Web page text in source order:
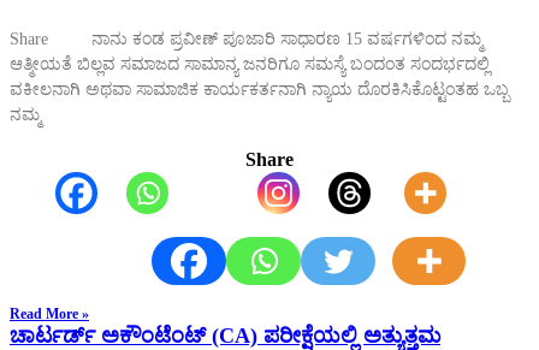
Share ನಾನು ಕಂಡ ಪ್ರವೀಣ್ ಪೂಜಾರಿ ಸಾಧಾರಣ 15 ವರ್ಷಗಳಿಂದ ನಮ್ಮ
ಆತ್ಮೀಯತೆ ಬಿಲ್ಲವ ಸಮಾಜದ ಸಾಮಾನ್ಯ ಜನರಿಗೂ ಸಮಸ್ಯೆ ಬಂದಂತ ಸಂದರ್ಭದಲ್ಲಿ
ವಕೀಲನಾಗಿ ಅಥವಾ ಸಾಮಾಜಿಕ ಕಾರ್ಯಕರ್ತನಾಗಿ ನ್ಯಾಯ ದೊರಕಿಸಿಕೊಟ್ಟಂತಹ ಒಬ್ಬ
ನಮ್ಮ
Share
Read More »
ಚಾರ್ಟರ್ಡ್ ಅಕೌಂಟೆಂಟ್ (CA) ಪರೀಕ್ಷೆಯಲ್ಲಿ ಅತ್ಯುತ್ತಮ